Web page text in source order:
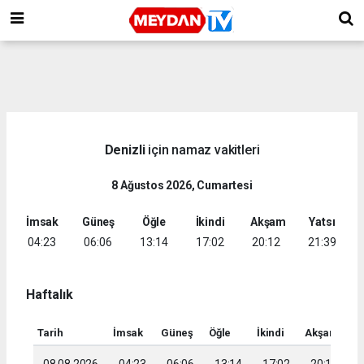
Denizliiçin namaz vakitleri
8 Ağustos 2026, Cumartesi
İmsak
04:23
Güneş
06:06
Öğle
13:14
İkindi
17:02
Akşam
20:12
Yatsı
21:39
Haftalık
Tarih İmsak Güneş Öğle İkindi Akşam